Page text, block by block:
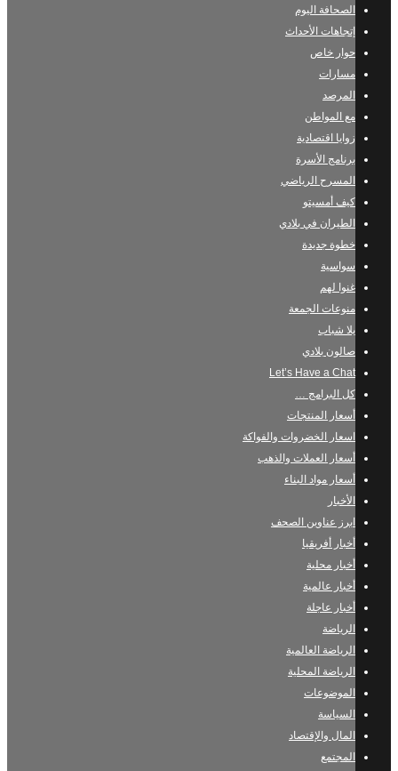
الصحافة اليوم
إتجاهات الأحداث
حوار خاص
مسارات
المرصد
مع المواطن
زوايا اقتصادية
برنامج الأسرة
المسرح الرياضي
كيف أمسيتو
الطيران في بلادي
خطوة جديدة
سواسية
غنوا لهم
منوعات الجمعة
يلا شباب
صالون بلادي
Let’s Have a Chat
كل البرامج …
أسعار المنتجات
اسعار الخضروات والفواكة
أسعار العملات والذهب
أسعار مواد البناء
الأخبار
ابرز عناوين الصحف
أخبار أفريقيا
أخبار محلية
أخبار عالمية
أخبار عاجلة
الرياضة
الرياضة العالمية
الرياضة المحلية
الموضوعات
السياسة
المال والإقتصاد
المجتمع